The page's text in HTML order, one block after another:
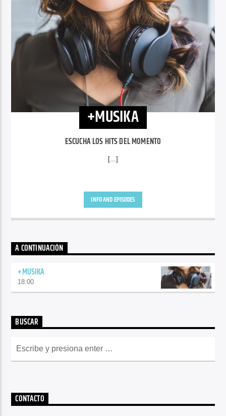
+MUSIKA
ESCUCHA LOS HITS DEL MOMENTO
[...]
INFO AND EPISODES
A CONTINUACIÓN
+MUSIKA
18:00
BUSCAR
CONTACTO